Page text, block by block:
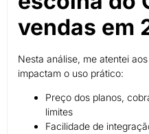
vendas em
Nesta análise, me atentei
impactam o uso prático:
Preço dos planos,
limites
Facilidade de